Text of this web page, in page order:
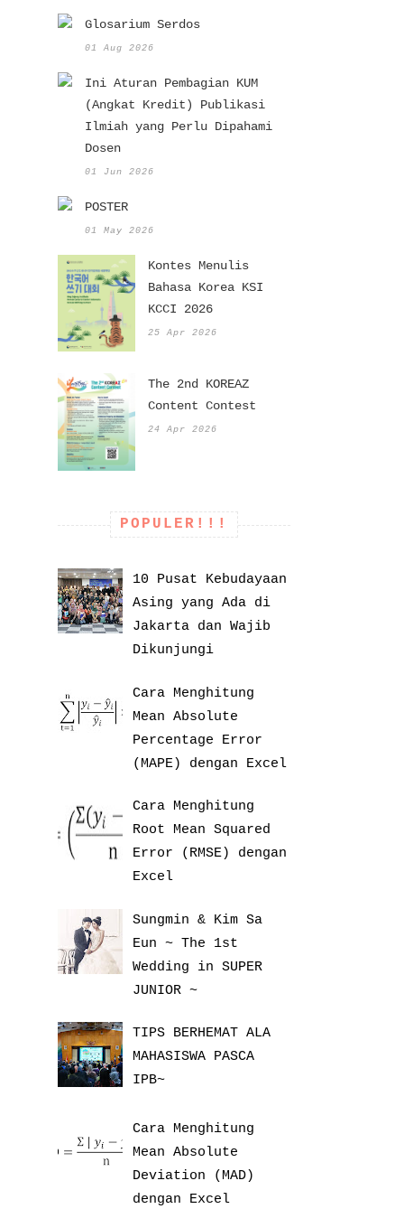
Glosarium Serdos
01 Aug 2026
Ini Aturan Pembagian KUM
(Angkat Kredit) Publikasi
Ilmiah yang Perlu Dipahami
Dosen
01 Jun 2026
POSTER
01 May 2026
Kontes Menulis
Bahasa Korea KSI
KCCI 2026
25 Apr 2026
The 2nd KOREAZ
Content Contest
24 Apr 2026
POPULER!!!
10 Pusat Kebudayaan
Asing yang Ada di
Jakarta dan Wajib
Dikunjungi
Cara Menghitung
Mean Absolute
Percentage Error
(MAPE) dengan Excel
Cara Menghitung
Root Mean Squared
Error (RMSE) dengan
Excel
Sungmin & Kim Sa
Eun ~ The 1st
Wedding in SUPER
JUNIOR ~
TIPS BERHEMAT ALA
MAHASISWA PASCA
IPB~
Cara Menghitung
Mean Absolute
Deviation (MAD)
dengan Excel